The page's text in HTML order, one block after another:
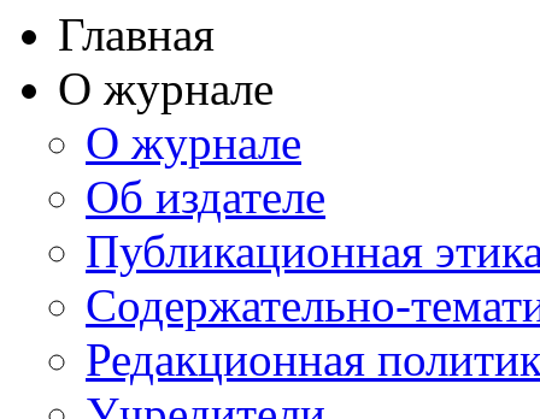
Главная
О журнале
О журнале
Об издателе
Публикационная
Содержательно-
Редакционная